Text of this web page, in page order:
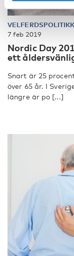
VELFERDSPOLITIKK
7 feb 2019
Nordic Day
ett
Snart är 25
över 65 år. I
längre är po [...]